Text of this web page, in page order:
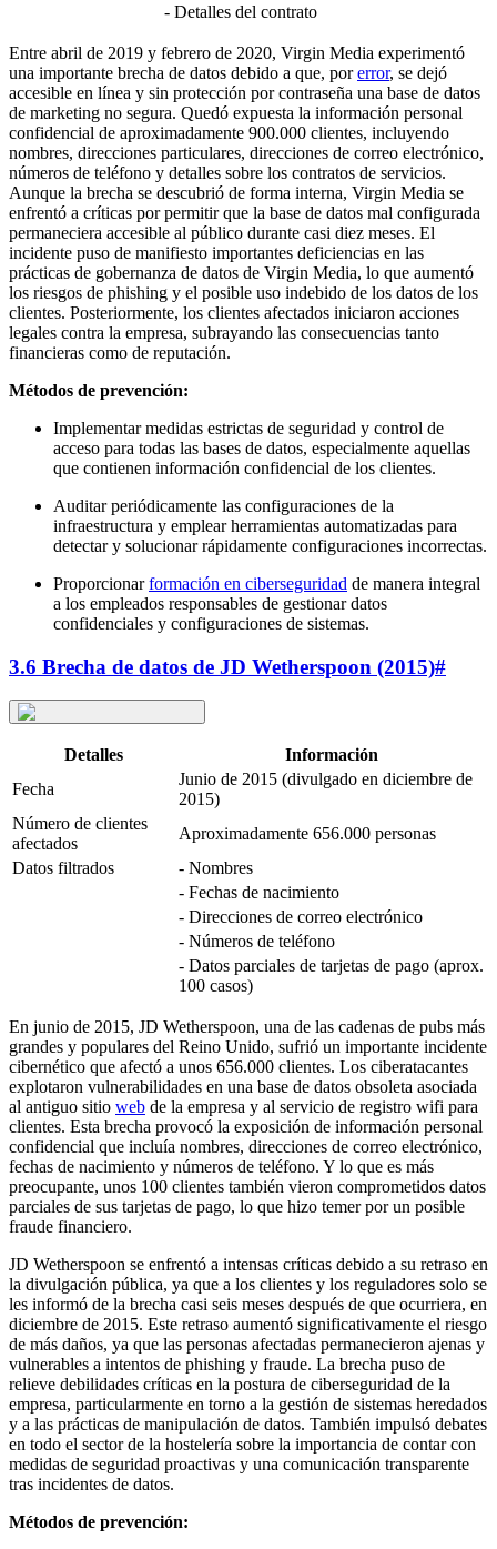
- Detalles del contrato
Entre abril de 2019 y febrero de 2020, Virgin Media experimentó
una importante brecha de datos debido a que, porerror, se dejó
accesible en línea y sin protección por contraseña una base de datos
de marketing no segura. Quedó expuesta la información personal
confidencial de aproximadamente 900.000 clientes, incluyendo
nombres, direcciones particulares, direcciones de correo electrónico,
números de teléfono y detalles sobre los contratos de servicios.
Aunque la brecha se descubrió de forma interna, Virgin Media se
enfrentó a críticas por permitir que la base de datos mal configurada
permaneciera accesible al público durante casi diez meses. El
incidente puso de manifiesto importantes deficiencias en las
prácticas de gobernanza de datos de Virgin Media, lo que aumentó
los riesgos de phishing y el posible uso indebido de los datos de los
clientes. Posteriormente, los clientes afectados iniciaron acciones
legales contra la empresa, subrayando las consecuencias tanto
financieras como de reputación.
Métodos de prevención:
Implementar medidas estrictas de seguridad y control de
acceso para todas las bases de datos, especialmente aquellas
que contienen información confidencial de los clientes.
Auditar periódicamente las configuraciones de la
infraestructura y emplear herramientas automatizadas para
detectar y solucionar rápidamente configuraciones incorrectas.
Proporcionarformación en ciberseguridad de manera integral
a los empleados responsables de gestionar datos
confidenciales y configuraciones de sistemas.
3.6 Brecha de datos de JD Wetherspoon (2015)#
Detalles
Información
Fecha
Junio de 2015 (divulgado en diciembre de
2015)
Número de clientes
afectados
Aproximadamente 656.000 personas
Datos filtrados
- Nombres
- Fechas de nacimiento
- Direcciones de correo electrónico
- Números de teléfono
- Datos parciales de tarjetas de pago (aprox.
100 casos)
En junio de 2015, JD Wetherspoon, una de las cadenas de pubs más
grandes y populares del Reino Unido, sufrió un importante incidente
cibernético que afectó a unos 656.000 clientes. Los ciberatacantes
explotaron vulnerabilidades en una base de datos obsoleta asociada
al antiguo sitio web de la empresa y al servicio de registro wifi para
clientes. Esta brecha provocó la exposición de información personal
confidencial que incluía nombres, direcciones de correo electrónico,
fechas de nacimiento y números de teléfono. Y lo que es más
preocupante, unos 100 clientes también vieron comprometidos datos
parciales de sus tarjetas de pago, lo que hizo temer por un posible
fraude financiero.
JD Wetherspoon se enfrentó a intensas críticas debido a su retraso en
la divulgación pública, ya que a los clientes y los reguladores solo se
les informó de la brecha casi seis meses después de que ocurriera, en
diciembre de 2015. Este retraso aumentó significativamente el riesgo
de más daños, ya que las personas afectadas permanecieron ajenas y
vulnerables a intentos de phishing y fraude. La brecha puso de
relieve debilidades críticas en la postura de ciberseguridad de la
empresa, particularmente en torno a la gestión de sistemas heredados
y a las prácticas de manipulación de datos. También impulsó debates
en todo el sector de la hostelería sobre la importancia de contar con
medidas de seguridad proactivas y una comunicación transparente
tras incidentes de datos.
Métodos de prevención: